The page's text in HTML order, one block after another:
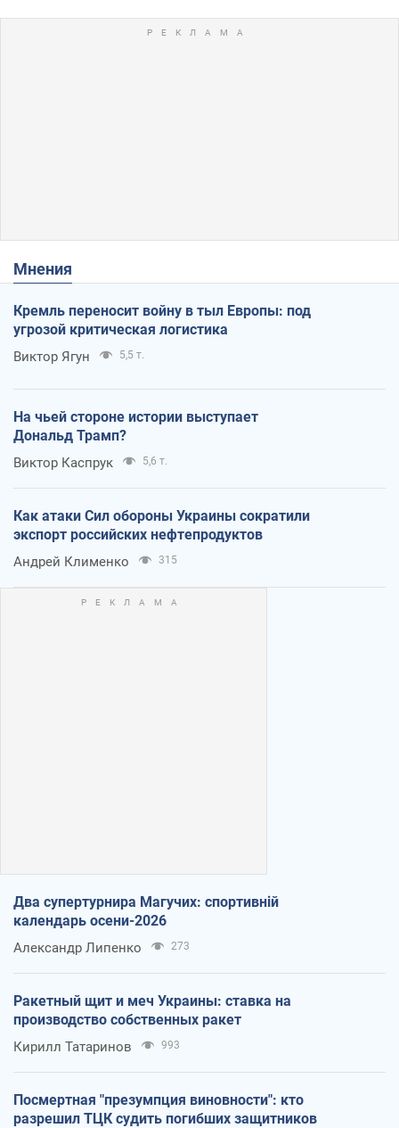
Мнения
Кремль переносит войну в тыл Европы: под
угрозой критическая логистика
Виктор Ягун 5,5 т.
На чьей стороне истории выступает
Дональд Трамп?
Виктор Каспрук 5,6 т.
Как атаки Сил обороны Украины сократили
экспорт российских нефтепродуктов
Андрей Клименко 315
Два супертурнира Магучих: спортивній
календарь осени-2026
Александр Липенко 273
Ракетный щит и меч Украины: ставка на
производство собственных ракет
Кирилл Татаринов 993
Посмертная "презумпция виновности": кто
разрешил ТЦК судить погибших защитников